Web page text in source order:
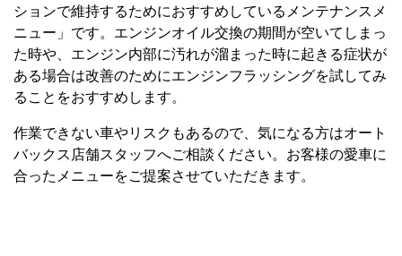
ションで維持するためにおすすめしているメンテナンスメ
ニュー」です。エンジンオイル交換の期間が空いてしまっ
た時や、エンジン内部に汚れが溜まった時に起きる症状が
ある場合は改善のためにエンジンフラッシングを試してみ
ることをおすすめします。
作業できない車やリスクもあるので、気になる方はオート
バックス店舗スタッフへご相談ください。お客様の愛車に
合ったメニューをご提案させていただきます。